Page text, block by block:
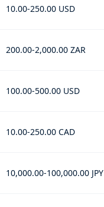
10.00-250.00 USD
200.00-2,000.00 ZAR
100.00-500.00 USD
10.00-250.00 CAD
10,000.00-100,000.00 JPY